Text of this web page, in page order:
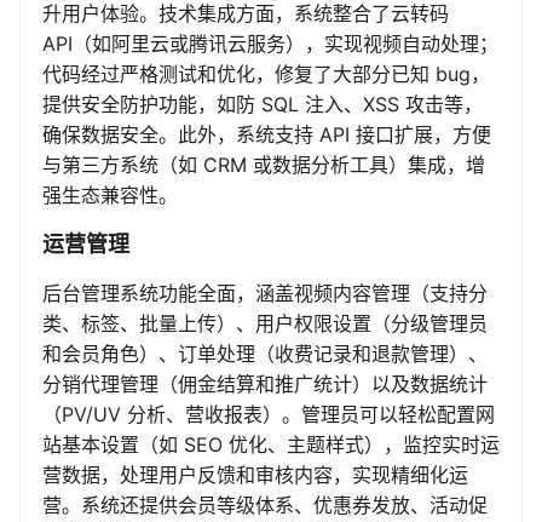
升用户体验。技术集成方面，系统整合了云转码
API（如阿里云或腾讯云服务），实现视频自动处理；
代码经过严格测试和优化，修复了大部分已知 bug，
提供安全防护功能，如防 SQL 注入、XSS 攻击等，
确保数据安全。此外，系统支持 API 接口扩展，方便
与第三方系统（如 CRM 或数据分析工具）集成，增
强生态兼容性。
运营管理
后台管理系统功能全面，涵盖视频内容管理（支持分
类、标签、批量上传）、用户权限设置（分级管理员
和会员角色）、订单处理（收费记录和退款管理）、
分销代理管理（佣金结算和推广统计）以及数据统计
（PV/UV 分析、营收报表）。管理员可以轻松配置网
站基本设置（如 SEO 优化、主题样式），监控实时运
营数据，处理用户反馈和审核内容，实现精细化运
营。系统还提供会员等级体系、优惠券发放、活动促